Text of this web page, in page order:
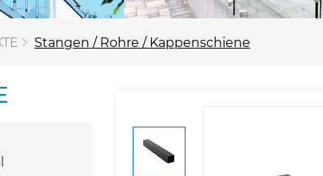
Stangen / Rohre / Kappenschiene